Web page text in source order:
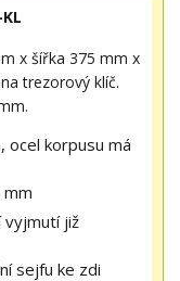
x šířka 375 mm x
trezorový klíč.
ocel korpusu má
vyjmutí již
sejfu ke zdi